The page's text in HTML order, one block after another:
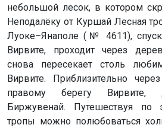
небольшой лесок, в котором
Неподалёку от Куршай Лесная
Луоке–Янаполе (№ 4611),
Вирвите, проходит через
снова пересекает столь
Вирвите. Приблизительно
правому берегу Вирвите,
Биржувенай. Путешествуя по
тропы можно полюбоваться